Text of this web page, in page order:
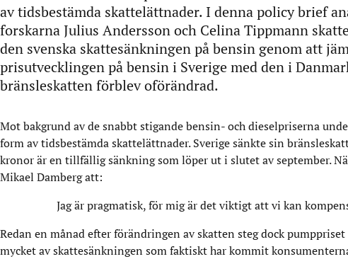
av tidsbestämda skattelättnader. I denna policy brief
forskarna Julius Andersson och Celina Tippmann
den svenska skattesänkningen på bensin genom att
prisutvecklingen på bensin i Sverige med den i
bränsleskatten förblev oförändrad.
Mot bakgrund av de snabbt stigande bensin- och dieselpriserna
form av tidsbestämda skattelättnader. Sverige sänkte sin
kronor är en tillfällig sänkning som löper ut i slutet av september.
Mikael Damberg att:
Jag är pragmatisk, för mig är det viktigt att vi kan
Redan en månad efter förändringen av skatten steg dock
mycket av skattesänkningen som faktiskt har kommit